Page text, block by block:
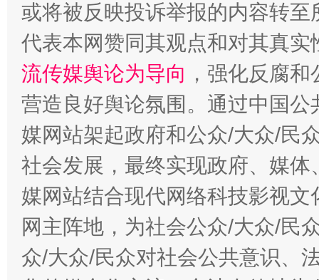
在谋一域中谋全局
今
或将被反映投诉举报的内容转
代表本网赞同其观点和对其真实
流传媒舆论为导向 ，强化反腐
营造良好舆论氛围。通过中国
媒网站架起政府和公众/大众/民
社会发展，最终实现政府、媒
媒网站结合现代网络科技影视
网主阵地，为社会公众/大众/民
众/大众/民众对社会公共意识、